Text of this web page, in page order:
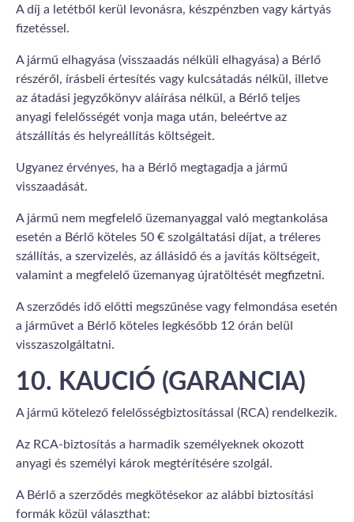
A díj a letétből kerül levonásra, készpénzben vagy kártyás
fizetéssel.
A jármű elhagyása (visszaadás nélküli elhagyása) a Bérlő
részéről, írásbeli értesítés vagy kulcsátadás nélkül, illetve
az átadási jegyzőkönyv aláírása nélkül, a Bérlő teljes
anyagi felelősségét vonja maga után, beleértve az
átszállítás és helyreállítás költségeit.
Ugyanez érvényes, ha a Bérlő megtagadja a jármű
visszaadását.
A jármű nem megfelelő üzemanyaggal való megtankolása
esetén a Bérlő köteles 50 € szolgáltatási díjat, a tréleres
szállítás, a szervizelés, az állásidő és a javítás költségeit,
valamint a megfelelő üzemanyag újratöltését megfizetni.
A szerződés idő előtti megszűnése vagy felmondása esetén
a járművet a Bérlő köteles legkésőbb 12 órán belül
visszaszolgáltatni.
10. KAUCIÓ (GARANCIA)
A jármű kötelező felelősségbiztosítással (RCA) rendelkezik.
Az RCA-biztosítás a harmadik személyeknek okozott
anyagi és személyi károk megtérítésére szolgál.
A Bérlő a szerződés megkötésekor az alábbi biztosítási
formák közül választhat: